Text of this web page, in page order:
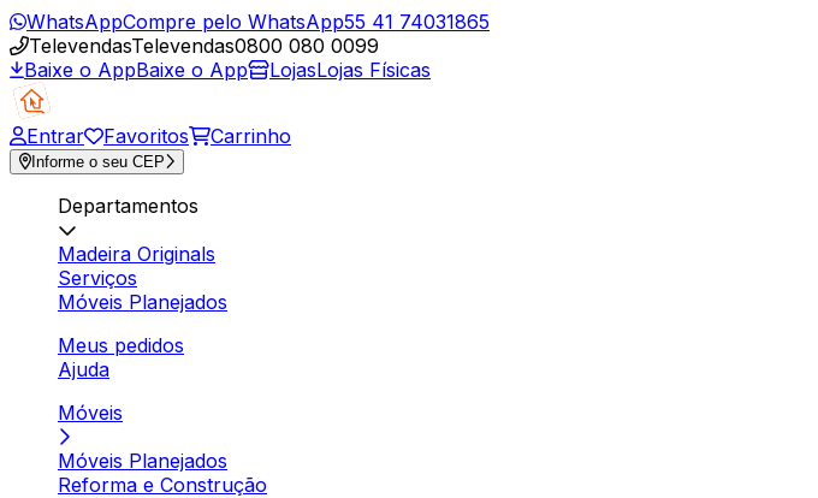
WhatsAppCompre pelo WhatsApp55 41 74031865
TelevendasTelevendas0800 080 0099
Baixe o AppBaixe o App LojasLojas Físicas
Entrar Favoritos Carrinho
Informe o seu CEP
Departamentos
Madeira Originals
Serviços
Móveis Planejados
Meus pedidos
Ajuda
Móveis
Móveis Planejados
Reforma e Construção